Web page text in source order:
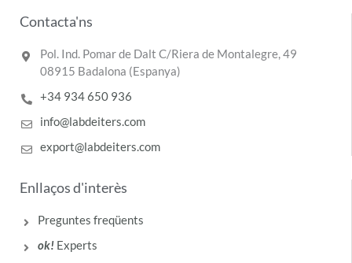
Contacta'ns
Pol. Ind. Pomar de Dalt C/Riera de Montalegre, 49
08915 Badalona (Espanya)
+34 934 650 936
info@labdeiters.com
export@labdeiters.com
Enllaços d'interès
Preguntes freqüents
ok!Experts